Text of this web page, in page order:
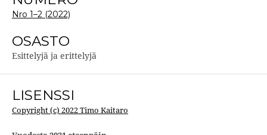
Nro 1–2 (2022)
OSASTO
Esittelyjä ja erittelyjä
LISENSSI
Copyright (c) 2022 Timo Kaitaro